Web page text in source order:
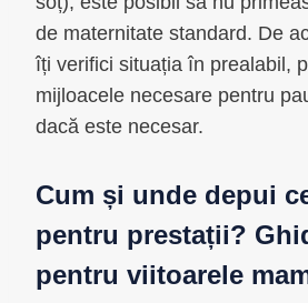
de maternitate standard. De
îți verifici situația în prealabil,
mijloacele necesare pentru
dacă este necesar.
Cum și unde depui
pentru prestații?
pentru viitoarele